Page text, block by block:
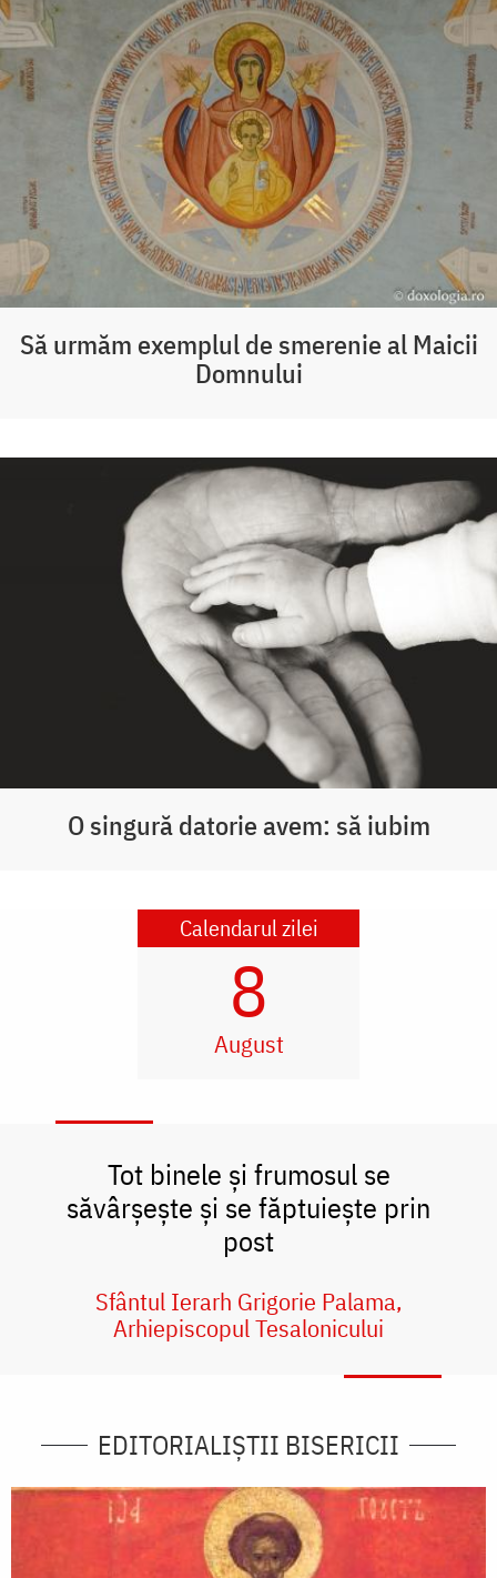
Să urmăm exemplul de smerenie al Maicii
Domnului
O singură datorie avem: să iubim
Calendarul zilei
8
August
Tot binele și frumosul se
săvârșește și se făptuiește prin
post
Sfântul Ierarh Grigorie Palama,
Arhiepiscopul Tesalonicului
EDITORIALIȘTII BISERICII